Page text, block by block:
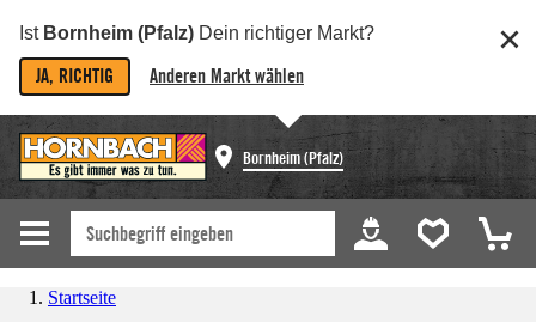
Ist Bornheim (Pfalz) Dein richtiger Markt?
JA, RICHTIG Anderen Markt wählen
Bornheim (Pfalz)
Startseite